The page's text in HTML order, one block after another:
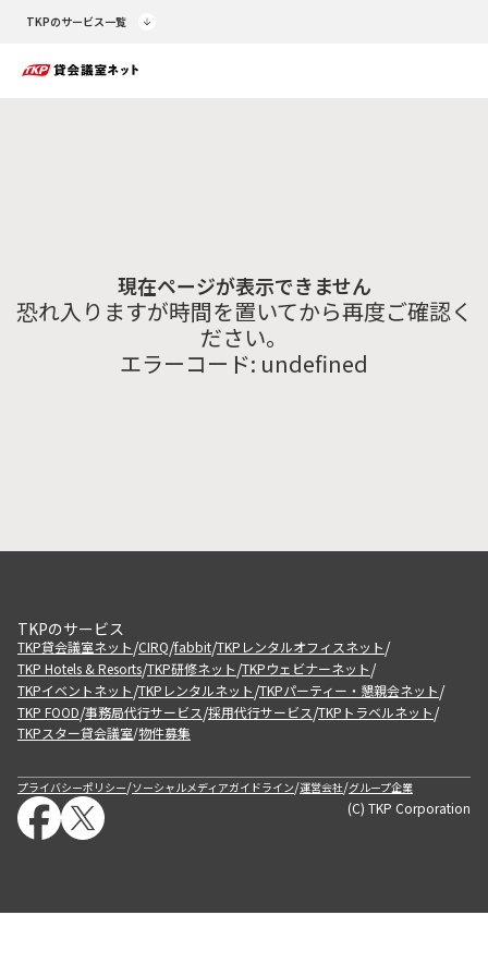
TKPのサービス一覧
現在ページが表示できません
恐れ入りますが時間を置いてから再度ご確認く
ださい。
エラーコード: undefined
TKPのサービス
TKP貸会議室ネット/CIRQ/fabbit/TKPレンタルオフィスネット/
TKP Hotels & Resorts/TKP研修ネット/TKPウェビナーネット/
TKPイベントネット/TKPレンタルネット/TKPパーティー・懇親会ネット/
TKP FOOD/事務局代行サービス/採用代行サービス/TKPトラベルネット/
TKPスター貸会議室/物件募集
プライバシーポリシー/ソーシャルメディアガイドライン/運営会社/グループ企業
(C) TKP Corporation